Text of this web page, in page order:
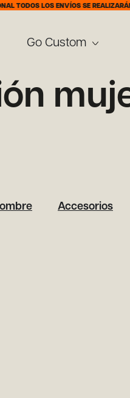
TODOS LOS ENVÍOS SE REALIZARÁN
Go Custom
Accesorios